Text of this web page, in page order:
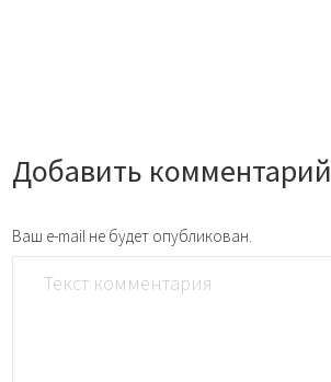
Добавить комментарий
Ваш e-mail не будет опубликован.